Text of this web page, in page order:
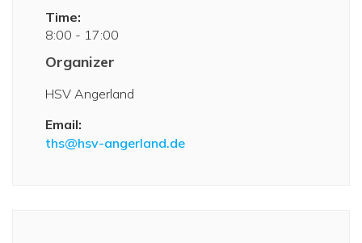
Time:
8:00 - 17:00
Organizer
HSV Angerland
Email:
ths@hsv-angerland.de